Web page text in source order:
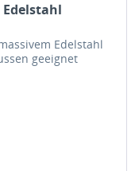
Edelstahl
geeignet